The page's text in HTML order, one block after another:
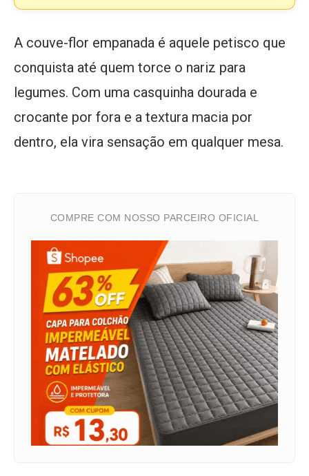
A couve-flor empanada é aquele petisco que
conquista até quem torce o nariz para
legumes. Com uma casquinha dourada e
crocante por fora e a textura macia por
dentro, ela vira sensação em qualquer mesa.
COMPRE COM NOSSO PARCEIRO OFICIAL